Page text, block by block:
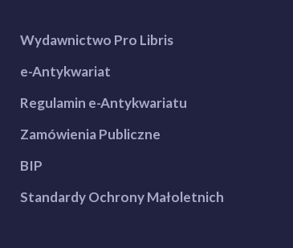
Wydawnictwo Pro Libris
e-Antykwariat
Regulamin e-Antykwariatu
Zamówienia Publiczne
BIP
Standardy Ochrony Małoletnich